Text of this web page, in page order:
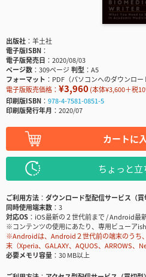
出版社
羊土社
電子版ISBN
電子版発売日
2020/08/03
ページ数
309ページ判型
A5
フォーマット
PDF（パソコンへのダウンロー
電子版販売価格： ¥3,960(本体¥3,600＋税
印刷版ISBN
978-4-7581-0851-5
印刷版発行年月
2020/07
カートに
ちょっと立
ご利用方法
ダウンロード型配信サービス（買
同時使用端末数
3
対応OS
iOS最新の２世代前まで / Android最
※コンテンツの使用にあたり、専用ビューア
※Androidは、Android２世代前の端末のうち
末（Xperia、GALAXY、AQUOS、ARROWS、
必要メモリ容量
30 MB以上